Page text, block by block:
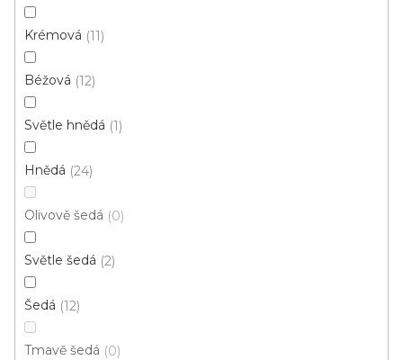
Krémová 11
Béžová 12
Světle hnědá 1
Hnědá 24
Olivově šedá 0
Světle šedá 2
Šedá 12
Tmavě šedá 0
Top poměr cena/kvalita
Cenový hit